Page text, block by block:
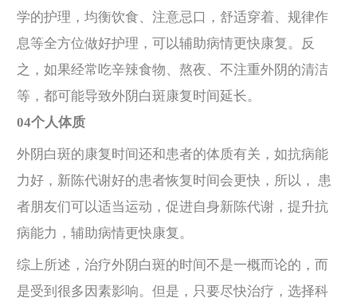
学的护理，均衡饮食、注意忌口，舒适穿着、规律作
息等全方位做好护理，可以辅助病情更快康复。反
之，如果经常吃辛辣食物、熬夜、不注重外阴的清洁
等，都可能导致外阴白斑康复时间延长。
04个人体质
外阴白斑的康复时间还和患者的体质有关，如抗病能
力好，新陈代谢好的患者恢复时间会更快，所以， 患
者朋友们可以适当运动，促进自身新陈代谢，提升抗
病能力，辅助病情更快康复。
综上所述，治疗外阴白斑的时间不是一概而论的，而
是受到很多因素影响。但是，只要尽快治疗，选择科